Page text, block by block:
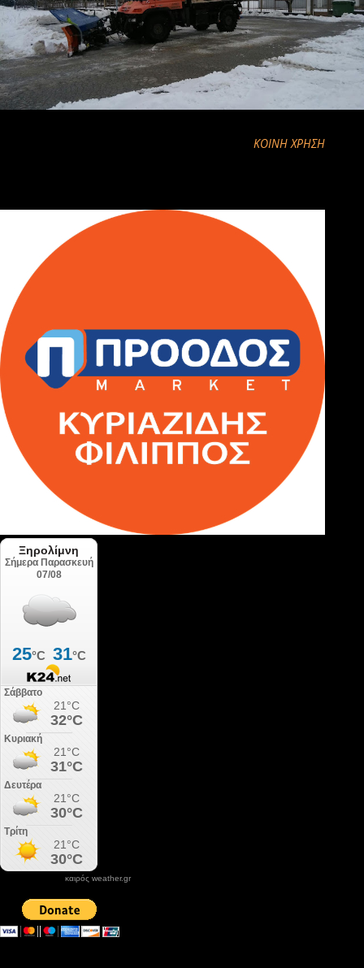
ΚΟΙΝΉ ΧΡΉΣΗ
καιρός weather.gr